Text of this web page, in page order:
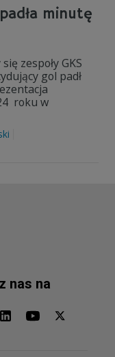
minutę
zespoły GKS
gol padł
roku w
nas na